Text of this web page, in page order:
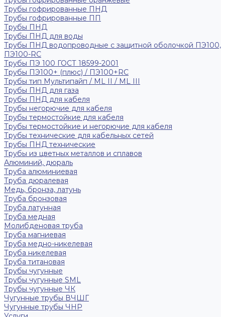
Трубы гофрированные ПНД
Трубы гофрированные ПП
Трубы ПНД
Трубы ПНД для воды
Трубы ПНД водопроводные с защитной оболочкой ПЭ100,
ПЭ100-RC
Трубы ПЭ 100 ГОСТ 18599-2001
Трубы ПЭ100+ (плюс) / ПЭ100+RC
Трубы тип Мультипайп / ML II / ML III
Трубы ПНД для газа
Трубы ПНД для кабеля
Трубы негорючие для кабеля
Трубы термостойкие для кабеля
Трубы термостойкие и негорючие для кабеля
Трубы технические для кабельных сетей
Трубы ПНД технические
Трубы из цветных металлов и сплавов
Алюминий, дюраль
Труба алюминиевая
Труба дюралевая
Медь, бронза, латунь
Труба бронзовая
Труба латунная
Труба медная
Молибденовая труба
Труба магниевая
Труба медно-никелевая
Труба никелевая
Труба титановая
Трубы чугунные
Трубы чугунные SML
Трубы чугунные ЧК
Чугунные трубы ВЧШГ
Чугунные трубы ЧНР